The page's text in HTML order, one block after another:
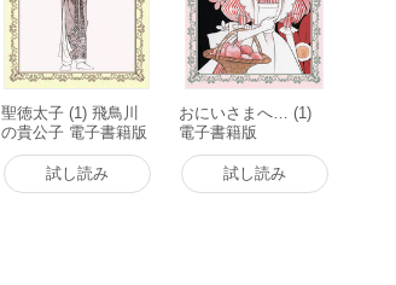
聖徳太子 (1) 飛鳥川
の貴公子 電子書籍版
試し読み
おにいさまへ… (1)
電子書籍版
試し読み